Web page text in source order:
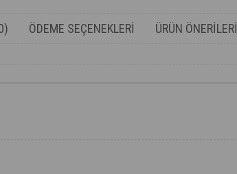
ÖDEME SEÇENEKLERI ÜRÜN ÖNERILERI